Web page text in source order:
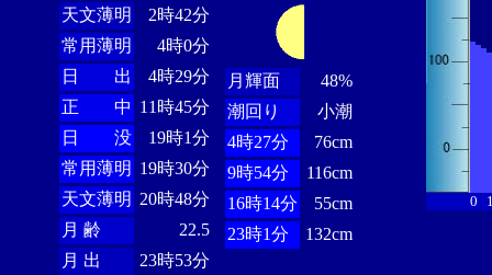
天文薄明
2時42分
常用薄明
4時0分
日 出
4時29分
正 中 11時45分
日 没
19時1分
常用薄明 19時30分
天文薄明 20時48分
月 齢
22.5
月 出
23時53分
月輝面
48%
潮回り
小潮
4時27分
76cm
9時54分
116cm
16時14分
55cm
23時1分
132cm
0